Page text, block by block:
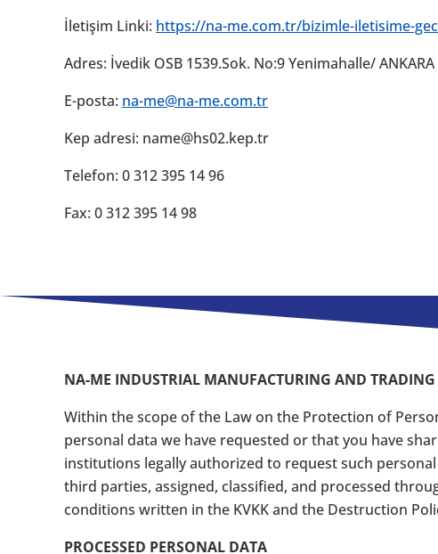
İletişim Linki: https://na-me.com.tr/bizimle-iletisime-
Adres: İvedik OSB 1539.Sok. No:9 Yenimahalle/ ANKARA
E-posta: na-me@na-me.com.tr
Kep adresi: name@hs02.kep.tr
Telefon: 0 312 395 14 96
Fax: 0 312 395 14 98
NA-ME INDUSTRIAL MANUFACTURING AND
Within the scope of the Law on the Protection of
personal data we have requested or that you have
institutions legally authorized to request such
third parties, assigned, classified, and processed
conditions written in the KVKK and the Destruction
PROCESSED PERSONAL DATA